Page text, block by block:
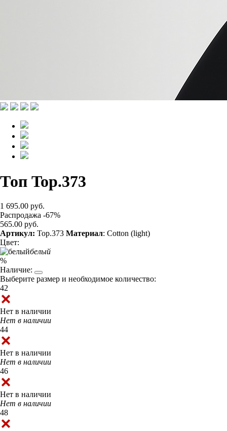
Топ Top.373
1 695.00 руб.
Распродажа -67%
565.00 руб.
Артикул: Top.373 Материал: Cotton (light)
Цвет:
белый
%
Наличие:
Выберите размер и необходимое количество:
42
Нет в наличии
Нет в наличии
44
Нет в наличии
Нет в наличии
46
Нет в наличии
Нет в наличии
48